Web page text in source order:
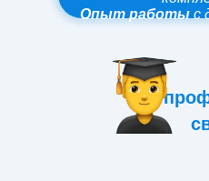
Опыт работы с